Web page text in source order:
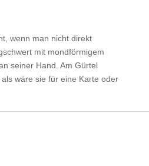
wenn man nicht direkt
mit mondförmigem
seiner Hand. Am Gürtel
wäre sie für eine Karte oder